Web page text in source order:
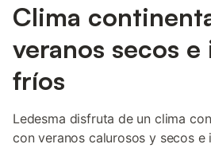
Clima
veranos secos
fríos
Ledesma disfruta de un clima
con veranos calurosos y secos e